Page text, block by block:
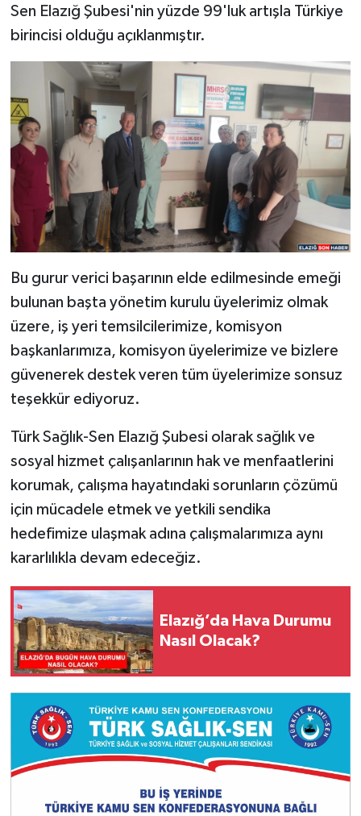
Sen Elazığ Şubesi'nin yüzde 99'luk artışla Türkiye
birincisi olduğu açıklanmıştır.
Bu gurur verici başarının elde edilmesinde emeği
bulunan başta yönetim kurulu üyelerimiz olmak
üzere, iş yeri temsilcilerimize, komisyon
başkanlarımıza, komisyon üyelerimize ve bizlere
güvenerek destek veren tüm üyelerimize sonsuz
teşekkür ediyoruz.
Türk Sağlık-Sen Elazığ Şubesi olarak sağlık ve
sosyal hizmet çalışanlarının hak ve menfaatlerini
korumak, çalışma hayatındaki sorunların çözümü
için mücadele etmek ve yetkili sendika
hedefimize ulaşmak adına çalışmalarımıza aynı
kararlılıkla devam edeceğiz.
Elazığ’da Hava Durumu
Nasıl Olacak?